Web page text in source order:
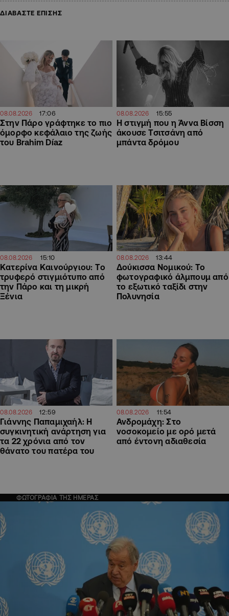
ΔΙΑΒΑΣΤΕ ΕΠΙΣΗΣ
08.08.2026 17:06
Στην Πάρο γράφτηκε το πιο
όμορφο κεφάλαιο της ζωής
του Brahim Díaz
08.08.2026 15:55
H στιγμή που η Άννα Βίσση
άκουσε Τσιτσάνη από
μπάντα δρόμου
08.08.2026 15:10
Κατερίνα Καινούργιου: Tο
τρυφερό στιγμιότυπο από
την Πάρο και τη μικρή
Ξένια
08.08.2026 13:44
Δούκισσα Νομικού: Το
φωτογραφικό άλμπουμ από
το εξωτικό ταξίδι στην
Πολυνησία
08.08.2026 12:59
Γιάννης Παπαμιχαήλ: Η
συγκινητική ανάρτηση για
τα 22 χρόνια από τον
θάνατο του πατέρα του
08.08.2026 11:54
Ανδρομάχη: Στο
νοσοκομείο με ορό μετά
από έντονη αδιαθεσία
ΦΩΤΟΓΡΑΦΙΑ ΤΗΣ ΗΜΕΡΑΣ